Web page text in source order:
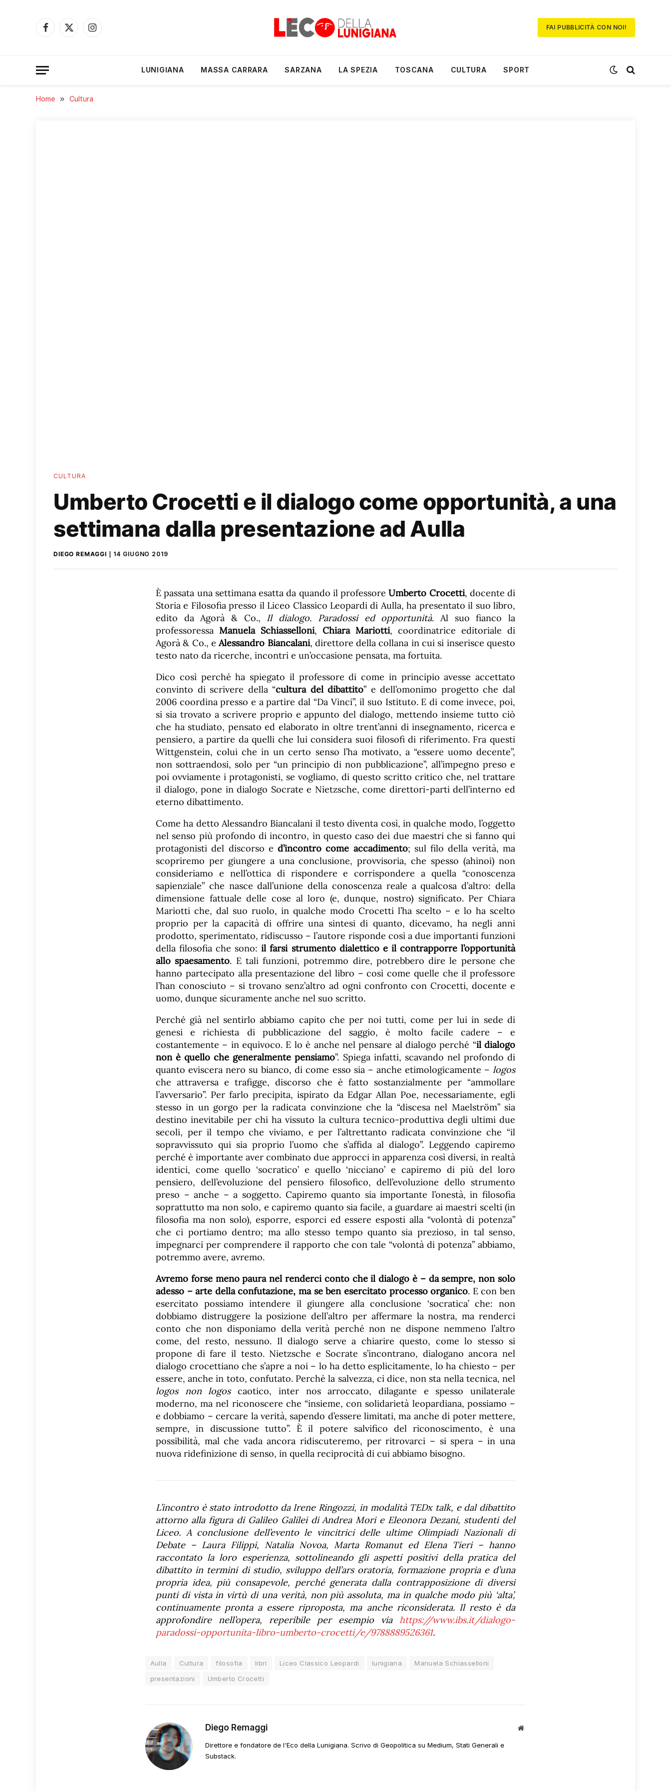
Facebook
X
Instagram
FAI PUBBLICITÀ CON NOI!
LUNIGIANA MASSA CARRARA SARZANA LA SPEZIA TOSCANA CULTURA SPORT
Home » Cultura
CULTURA
Umberto Crocetti e il dialogo come opportunità, a una
settimana dalla presentazione ad Aulla
DIEGO REMAGGI 14 GIUGNO 2019
È passata una settimana esatta da quando il professoreUmberto Crocetti, docente di
Storia e Filosofia presso il Liceo Classico Leopardi di Aulla, ha presentato il suo libro,
edito da Agorà & Co., Il dialogo. Paradossi ed opportunità. Al suo fianco la
professoressa Manuela Schiasselloni, Chiara Mariotti, coordinatrice editoriale di
Agorà & Co., eAlessandro Biancalani, direttore della collana in cui si inserisce questo
testo nato da ricerche, incontri e un’occasione pensata, ma fortuita.
Dico così perché ha spiegato il professore di come in principio avesse accettato
convinto di scrivere della “cultura del dibattito” e dell’omonimo progetto che dal
2006 coordina presso e a partire dal “Da Vinci”, il suo Istituto. E di come invece, poi,
si sia trovato a scrivere proprio e appunto del dialogo, mettendo insieme tutto ciò
che ha studiato, pensato ed elaborato in oltre trent’anni di insegnamento, ricerca e
pensiero, a partire da quelli che lui considera suoi filosofi di riferimento. Fra questi
Wittgenstein, colui che in un certo senso l’ha motivato, a “essere uomo decente”,
non sottraendosi, solo per “un principio di non pubblicazione”, all’impegno preso e
poi ovviamente i protagonisti, se vogliamo, di questo scritto critico che, nel trattare
il dialogo, pone in dialogo Socrate e Nietzsche, come direttori-parti dell’interno ed
eterno dibattimento.
Come ha detto Alessandro Biancalani il testo diventa così, in qualche modo, l’oggetto
nel senso più profondo di incontro, in questo caso dei due maestri che si fanno qui
protagonisti del discorso ed’incontro come accadimento; sul filo della verità, ma
scopriremo per giungere a una conclusione, provvisoria, che spesso (ahinoi) non
consideriamo e nell’ottica di rispondere e corrispondere a quella “conoscenza
sapienziale” che nasce dall’unione della conoscenza reale a qualcosa d’altro: della
dimensione fattuale delle cose al loro (e, dunque, nostro) significato. Per Chiara
Mariotti che, dal suo ruolo, in qualche modo Crocetti l’ha scelto – e lo ha scelto
proprio per la capacità di offrire una sintesi di quanto, dicevamo, ha negli anni
prodotto, sperimentato, ridiscusso – l’autore risponde così a due importanti funzioni
della filosofia che sono:il farsi strumento dialettico e il contrapporre l’opportunità
allo spaesamento. E tali funzioni, potremmo dire, potrebbero dire le persone che
hanno partecipato alla presentazione del libro – così come quelle che il professore
l’han conosciuto – si trovano senz’altro ad ogni confronto con Crocetti, docente e
uomo, dunque sicuramente anche nel suo scritto.
Perché già nel sentirlo abbiamo capito che per noi tutti, come per lui in sede di
genesi e richiesta di pubblicazione del saggio, è molto facile cadere – e
costantemente – in equivoco. E lo è anche nel pensare al dialogo perché “il dialogo
non è quello che generalmente pensiamo”. Spiega infatti, scavando nel profondo di
quanto eviscera nero su bianco, di come esso sia – anche etimologicamente – logos
che attraversa e trafigge, discorso che è fatto sostanzialmente per “ammollare
l’avversario”. Per farlo precipita, ispirato da Edgar Allan Poe, necessariamente, egli
stesso in un gorgo per la radicata convinzione che la “discesa nel Maelström” sia
destino inevitabile per chi ha vissuto la cultura tecnico-produttiva degli ultimi due
secoli, per il tempo che viviamo, e per l’altrettanto radicata convinzione che “il
sopravvissuto qui sia proprio l’uomo che s’affida al dialogo”. Leggendo capiremo
perché è importante aver combinato due approcci in apparenza così diversi, in realtà
identici, come quello ‘socratico’ e quello ‘nicciano’ e capiremo di più del loro
pensiero, dell’evoluzione del pensiero filosofico, dell’evoluzione dello strumento
preso – anche – a soggetto. Capiremo quanto sia importante l’onestà, in filosofia
soprattutto ma non solo, e capiremo quanto sia facile, a guardare ai maestri scelti (in
filosofia ma non solo), esporre, esporci ed essere esposti alla “volontà di potenza”
che ci portiamo dentro; ma allo stesso tempo quanto sia prezioso, in tal senso,
impegnarci per comprendere il rapporto che con tale “volontà di potenza” abbiamo,
potremmo avere, avremo.
Avremo forse meno paura nel renderci conto che il dialogo è – da sempre, non solo
adesso – arte della confutazione, ma se ben esercitato processo organico. E con ben
esercitato possiamo intendere il giungere alla conclusione ‘socratica’ che: non
dobbiamo distruggere la posizione dell’altro per affermare la nostra, ma renderci
conto che non disponiamo della verità perché non ne dispone nemmeno l’altro
come, del resto, nessuno. Il dialogo serve a chiarire questo, come lo stesso si
propone di fare il testo. Nietzsche e Socrate s’incontrano, dialogano ancora nel
dialogo crocettiano che s’apre a noi – lo ha detto esplicitamente, lo ha chiesto – per
essere, anche in toto, confutato. Perché la salvezza, ci dice, non sta nella tecnica, nel
logos
non logoscaotico, inter nos arroccato, dilagante e spesso unilaterale
moderno, ma nel riconoscere che “insieme, con solidarietà leopardiana, possiamo –
e dobbiamo – cercare la verità, sapendo d’essere limitati, ma anche di poter mettere,
sempre, in discussione tutto”. È il potere salvifico del riconoscimento, è una
possibilità, mal che vada ancora ridiscuteremo, per ritrovarci – si spera – in una
nuova ridefinizione di senso, in quella reciprocità di cui abbiamo bisogno.
L’incontro è stato introdotto da Irene Ringozzi, in modalità TEDx talk, e dal dibattito
attorno alla figura di Galileo Galilei di Andrea Mori e Eleonora Dezani, studenti del
Liceo. A conclusione dell’evento le vincitrici delle ultime Olimpiadi Nazionali di
Debate – Laura Filippi, Natalia Novoa, Marta Romanut ed Elena Tieri – hanno
raccontato la loro esperienza, sottolineando gli aspetti positivi della pratica del
dibattito in termini di studio, sviluppo dell’ars oratoria, formazione propria e d’una
propria idea, più consapevole, perché generata dalla contrapposizione di diversi
punti di vista in virtù di una verità, non più assoluta, ma in qualche modo più ‘alta’,
continuamente pronta a essere riproposta, ma anche riconsiderata. Il resto è da
approfondire nell’opera, reperibile per esempio via https://www.ibs.it/dialogo-
paradossi-opportunita-libro-umberto-crocetti/e/9788889526361.
Aulla Cultura filosofia libri Liceo Classico Leopardi lunigiana
Manuela Schiasselloni
presentazioni
Umberto Crocetti
Diego Remaggi
Sito
Direttore e fondatore de l'Eco della Lunigiana. Scrivo di Geopolitica su Medium, Stati Generali e
Substack.